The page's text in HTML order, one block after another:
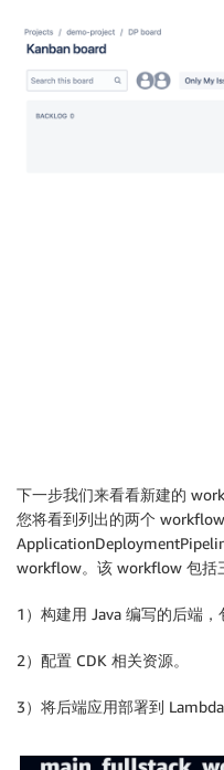
下一步我们来看看新建的
您将看到列出的两个
workflow。该 workflow 包括
1）构建用 Java 编写的后端，
2）配置 CDK 相关资源。
3）将后端应用部署到 Lambda